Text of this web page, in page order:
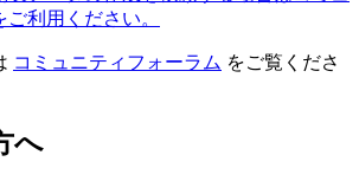
利用ください。
コミュニティフォーラム をご覧くださ
へ